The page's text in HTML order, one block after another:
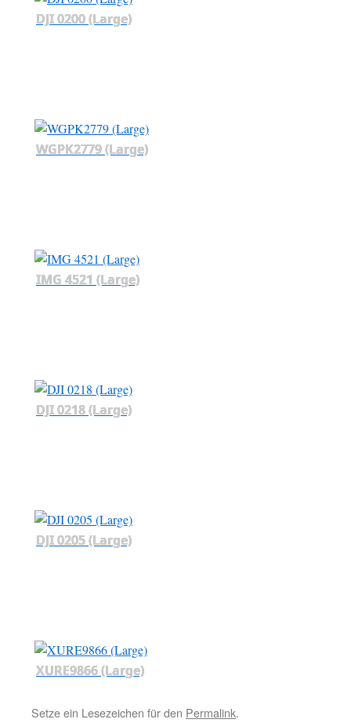
DJI 0200 (Large)
WGPK2779 (Large)
IMG 4521 (Large)
DJI 0218 (Large)
DJI 0205 (Large)
XURE9866 (Large)
Setze ein Lesezeichen für den Permalink.